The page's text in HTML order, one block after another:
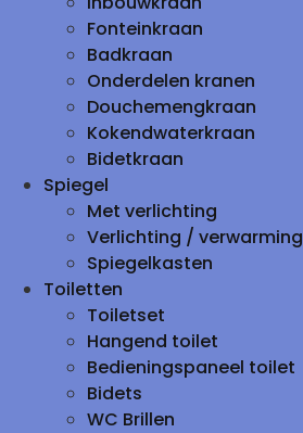
Fonteinkraan
Badkraan
Onderdelen kranen
Douchemengkraan
Kokendwaterkraan
Bidetkraan
Spiegel
Met verlichting
Verlichting / verwarming
Spiegelkasten
Toiletten
Toiletset
Hangend toilet
Bedieningspaneel toilet
Bidets
WC Brillen